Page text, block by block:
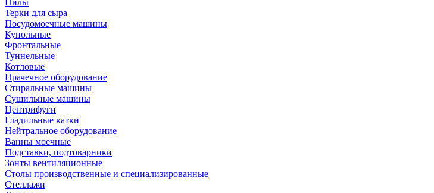
Пилы
Терки для сыра
Посудомоечные машины
Купольные
Фронтальные
Туннельные
Котловые
Прачечное оборудование
Стиральные машины
Сушильные машины
Центрифуги
Гладильные катки
Нейтральное оборудование
Ванны моечные
Подставки, подтоварники
Зонты вентиляционные
Столы производственные и специализированные
Стеллажи